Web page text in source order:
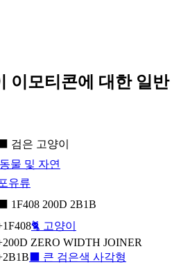
이모티콘에 대한 일반
검은 고양이
물 및 자연
유류
1F408 200D 2B1B
🐈 고양이
ZERO WIDTH JOINER
⬛ 큰 검은색 사각형